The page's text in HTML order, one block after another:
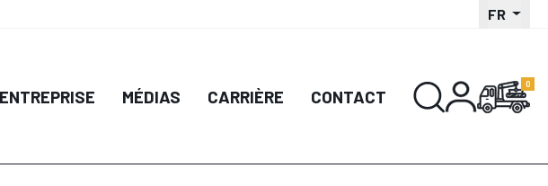
FR
MÉDIAS CARRIÈRE CONTACT